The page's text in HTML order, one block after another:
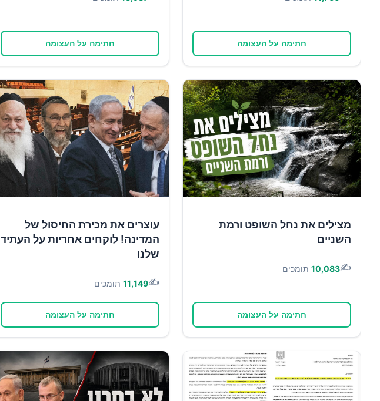
חתימה על העצומה חתימה על העצומה
מצילים את נחל השופט ורמת
השניים
✍️
10,083 תומכים
חתימה על העצומה
עוצרים את מכירת החיסול של
המדינה! לוקחים אחריות על העתיד
שלנו
✍️
11,149 תומכים
חתימה על העצומה